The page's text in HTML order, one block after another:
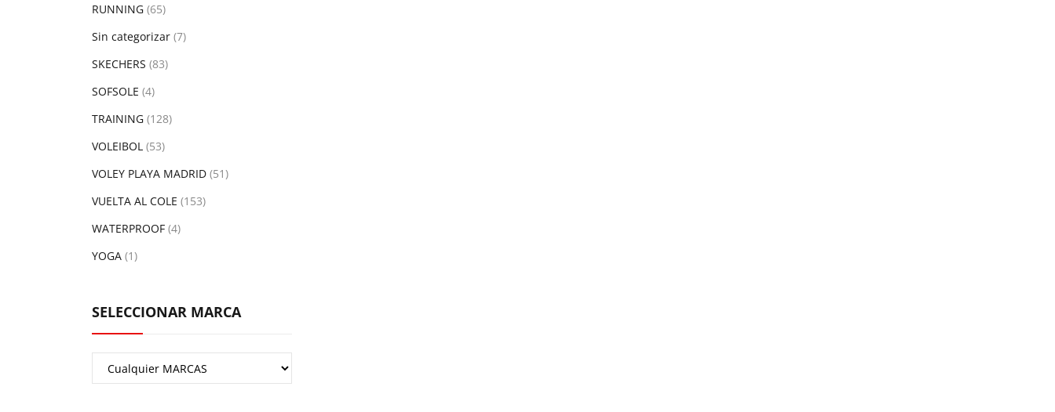
RUNNING (65)
Sin categorizar (7)
SKECHERS (83)
SOFSOLE (4)
TRAINING (128)
VOLEIBOL (53)
VOLEY PLAYA MADRID (51)
VUELTA AL COLE (153)
WATERPROOF (4)
YOGA (1)
SELECCIONAR MARCA